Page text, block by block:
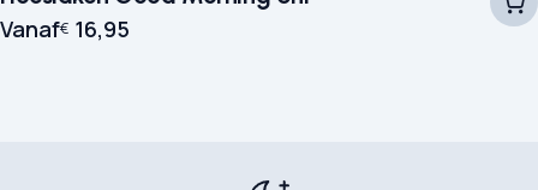
Vanaf€ 16,95